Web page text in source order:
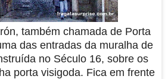
também chamada de Porta
das entradas da muralha de
no Século 16, sobre os
porta visigoda. Fica em frente